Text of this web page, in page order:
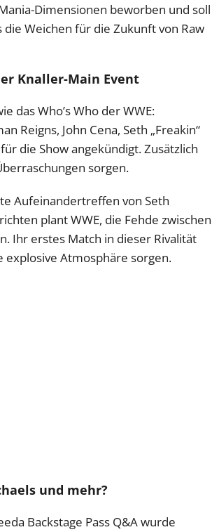
Dimensionen beworben und soll
Weichen für die Zukunft von Raw
Knaller-Main Event
das Who’s Who der WWE:
Reigns, John Cena, Seth „Freakin“
die Show angekündigt. Zusätzlich
sorgen.
Aufeinandertreffen von Seth
plant WWE, die Fehde zwischen
Ihr erstes Match in dieser Rivalität
Atmosphäre sorgen.
und mehr?
Backstage Pass Q&A wurde